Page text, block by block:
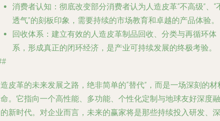
消费者认知 ：彻底改变部分消费者认为人造皮革“不高级”、“
透气”的刻板印象，需要持续的市场教育和卓越的产品体验。
回收体系 ：建立有效的人造皮革制品回收、分类与再循环体
系，形成真正的闭环经济，是产业可持续发展的终极考验。
皮革的未来发展之路，绝非简单的“替代”，而是一场深刻的材
。它指向一个高性能、多功能、个性化定制与地球友好深度融
新时代。对企业而言，未来的赢家将是那些持续投入研发、深